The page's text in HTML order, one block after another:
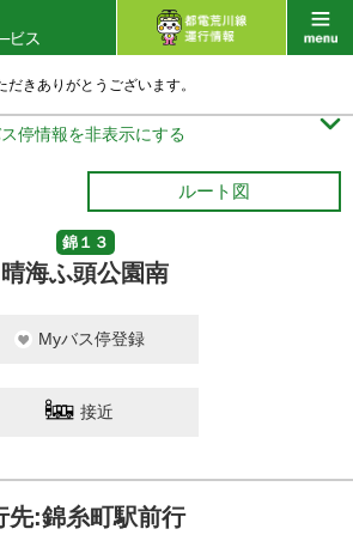
きありがとうございます。
停情報を非表示にする 
ルート図
錦１３
晴海ふ頭公園南
Myバス停登録
接近
先:錦糸町駅前行